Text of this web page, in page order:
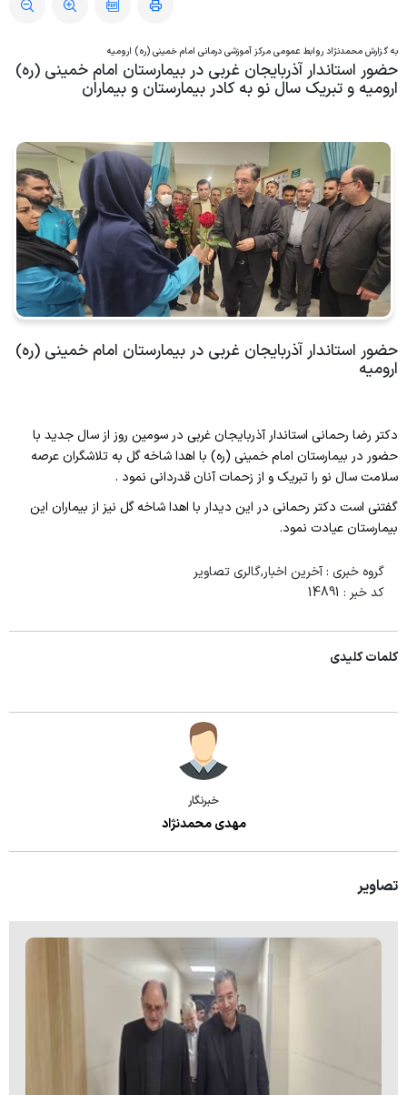
راهنمای مراجعه کنندگان
پیگیری امور بیماران
منشور حقوق بیمار
راهنمای کنترل عفونت
رضایت سنجی گیرندگان خدمت
به گزارش محمدنژاد روابط عمومی مرکز آموزشی درمانی امام خمینی (ره) ارومیه
حضور استاندار آذربایجان غربی در بیمارستان امام خمینی (ره)
ارومیه و تبریک سال نو به کادر بیمارستان و بیماران
حضور استاندار آذربایجان غربی در بیمارستان امام خمینی (ره)
ارومیه
دکتر رضا رحمانی استاندار آذربایجان غربی در سومین روز از سال جدید با
حضور در بیمارستان امام خمینی (ره) با اهدا شاخه گل به تلاشگران عرصه
سلامت سال نو را تبریک و از زحمات آنان قدردانی نمود .
گفتنی است دکتر رحمانی در این دیدار با اهدا شاخه گل نیز از بیماران این
بیمارستان عیادت نمود.
گروه خبری : آخرین اخبار,گالری تصاویر
کد خبر : 14891
کلمات کلیدی
خبرنگار
مهدی محمدنژاد
تصاویر